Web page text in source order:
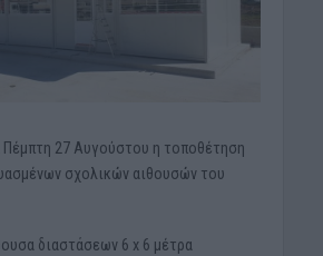
Πέμπτη 27 Αυγούστου η τοποθέτηση
σχολικών αιθουσών του
διαστάσεων 6 x 6 μέτρα